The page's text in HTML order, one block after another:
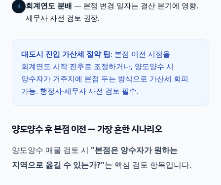
4 회계연도 분배 — 본점 변경 일자는 결산 분기에 영향.
세무사 사전 검토 권장.
대도시 진입 가산세 절약 팁: 본점 이전 시점을
회계연도 시작 전후로 조정하거나, 양도양수 시
양수자가 거주지에 본점 두는 방식으로 가산세 회피
가능. 행정사·세무사 사전 검토 필수.
양도양수 후 본점 이전 — 가장 흔한 시나리오
양도양수 매물 검토 시 "본점은 양수자가 원하는
지역으로 옮길 수 있는가?"는 핵심 검토 항목입니다.